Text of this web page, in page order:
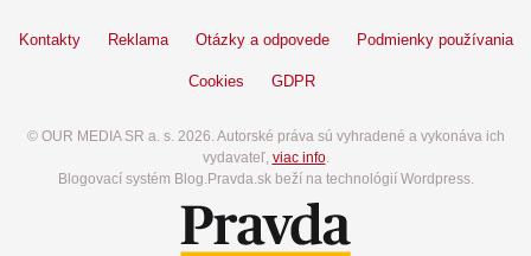
Kontakty Reklama Otázky a odpovede Podmienky používania
Cookies GDPR
© OUR MEDIA SR a. s. 2026. Autorské práva sú vyhradené a vykonáva ich
vydavateľ, viac info.
Blogovací systém Blog.Pravda.sk beží na technológií Wordpress.